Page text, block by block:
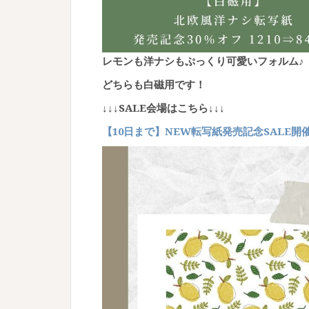
レモンも洋ナシもぷっくり可愛いフォルム♪
どちらも白磁用です！
↓↓↓SALE会場はこちら↓↓↓
【10日まで】NEW転写紙発売記念SALE開